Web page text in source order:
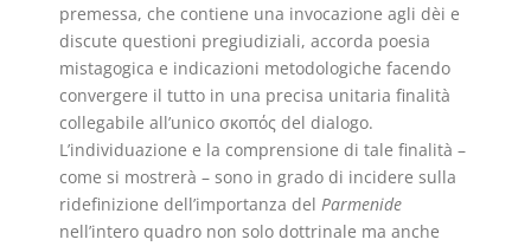
premessa, che contiene una invocazione agli dèi e
discute questioni pregiudiziali, accorda poesia
mistagogica e indicazioni metodologiche facendo
convergere il tutto in una precisa unitaria finalità
collegabile all’unico σκοπός del dialogo.
L’individuazione e la comprensione di tale finalità –
come si mostrerà – sono in grado di incidere sulla
ridefinizione dell’importanza del Parmenide
nell’intero quadro non solo dottrinale ma anche